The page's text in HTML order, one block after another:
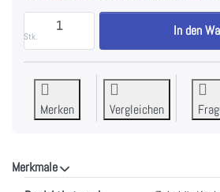
Stk.
Siemens HZ9ES100
In den
Merken Vergleichen
Merkmale